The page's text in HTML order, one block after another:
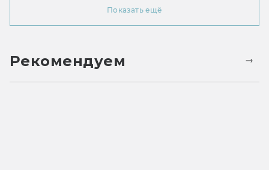
Показать ещё
Рекомендуем